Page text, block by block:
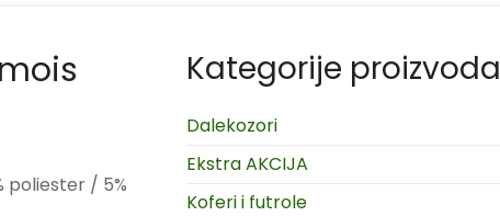
poliester / 5%
Kategorije proizvoda
Dalekozori
Ekstra AKCIJA
Koferi i futrole